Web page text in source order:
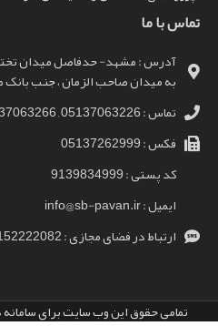
تماس با ما
آدرس : مشهد- حدفاصل میدان
به میدان صاحب الزمان ، جنب بانک
تماس : 05137063226 , 05137063266
فکس : 05137262999
کد پستی : 9139834999
ایمیل : info@sb-pavan.ir
ارتباط در فضای مجازی : 09152222082
تمامی حقوق این وب سایت برای
اینورتر